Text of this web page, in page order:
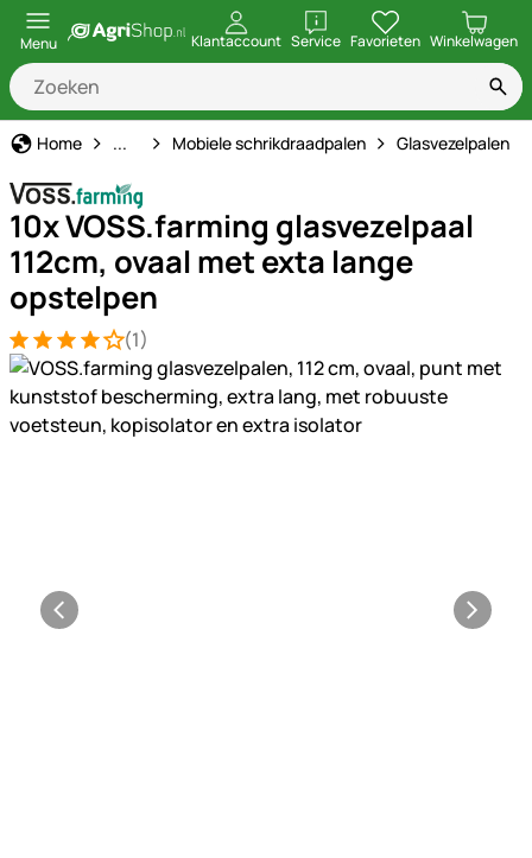
Menu Klantaccount ServiceopenenFavorieten Winkelwagen
Home Schrikdraad
... Mobiele schrikdraadpalen Glasvezelpalen
10x VOSS.farming glasvezelpaal
112cm, ovaal met exta lange
opstelpen
Beoordeling: 4 van 5 (1 beoordelingen)
1 Bewertung(1)
Productgalerij